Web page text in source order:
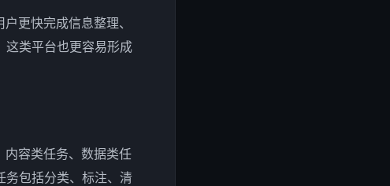
更快完成信息整理、
这类平台也更容易形成
内容类任务、数据类任
务包括分类、标注、清